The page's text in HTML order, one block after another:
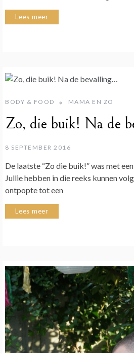
Lees meer
BODY & FOOD MAMA EN ZO
Zo, die buik! Na de
8 SEPTEMBER 2016
De laatste “Zo die buik!” was met
Jullie hebben in die reeks kunnen
ontpopte tot een
Lees meer